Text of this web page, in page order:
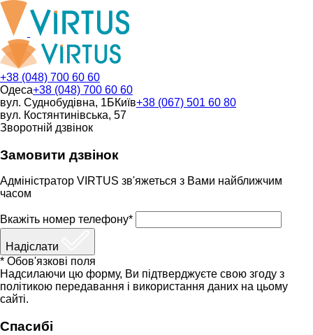
+38 (048) 700 60 60
Одеса+38 (048) 700 60 60
вул. Суднобудівна, 1БКиїв+38 (067) 501 60 80
вул. Костянтинівська, 57
Зворотній дзвінок
Замовити дзвінок
Адміністратор VIRTUS зв'яжеться з Вами найближчим
часом
Вкажіть номер телефону*
Надіслати
* Обов'язкові поля
Надсилаючи цю форму, Ви підтверджуєте свою згоду з
політикою передавання і використання даних на цьому
сайті.
Спасибі